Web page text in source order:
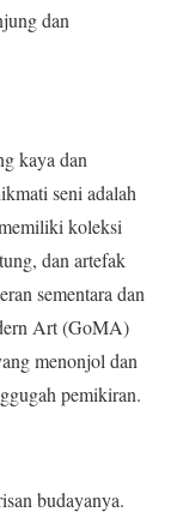
dan
kaya dan
seni adalah
koleksi
dan artefak
sementara dan
Art (GoMA)
menonjol dan
pemikiran.
budayanya.